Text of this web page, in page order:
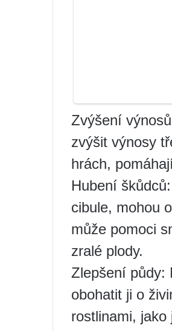
Zvýšení
zvýšit výnosy
hrách,
Hubení
cibule, mohou
může pomoci
zralé plody.
Zlepšení půdy:
obohatit ji o
rostlinami,